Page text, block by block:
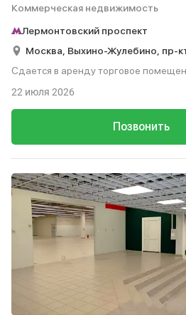
Коммерческая недвижимость
Лермонтовский проспект
Москва, Выхино-Жулебино, пр-
Сдается в аренду торговое
Позвонить
22 июля 2026